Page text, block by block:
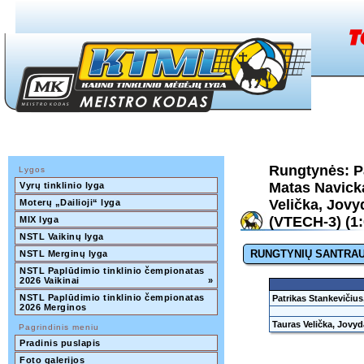
Lygos
Vyrų tinklinio lyga
Moterų „Dailioji“ lyga
MIX lyga
NSTL Vaikinų lyga
NSTL Merginų lyga
NSTL Paplūdimio tinklinio čempionatas
2026 Vaikinai
»
NSTL Paplūdimio tinklinio čempionatas
2026 Merginos
Pagrindinis meniu
Pradinis puslapis
Foto galerijos
Rungtynės:
Matas
Velička,
(VTECH-3)
RUNGTYNIŲ
Patrikas
Tauras Velička,